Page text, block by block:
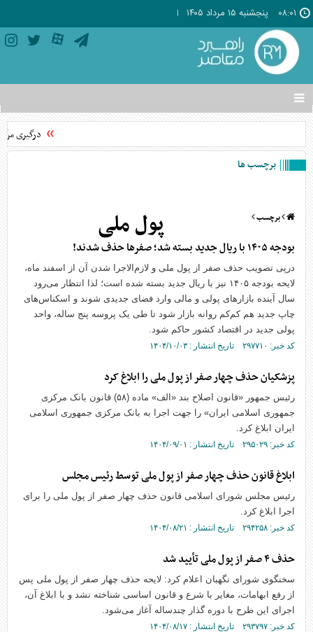
۰۸:۰۱ پنجشنبه ۱۵ مرداد ۱۴۰۵
تغییر
وضعیت
منوی
ها
درگیری
برچسب ها
برچسب پول ملی
بودجه ۱۴۰۵ با ریال جدید بسته شد؛ صفرها حذف شدند!
درپی تصویب حذف صفر از پول ملی و لازم‌الاجرا شدن آن از اسفند ماه،
لایحه بودجه ۱۴۰۵ نیز با ریال جدید بسته شده است؛ لذا انتظار می‌رود
سال آینده بازارهای پولی و مالی وارد فضای جدیدی شوند و اسکناس‌های
چاپ جدید هم کم‌کم روانه بازار شود تا طی یک پروسه پنج ساله، واحد
پولی جدید در اقتصاد کشور حاکم شود.
کد خبر: ۲۹۷۷۱۰ تاریخ انتشار : ۱۴۰۴/۱۰/۰۳
پزشکیان حذف چهار صفر از پول ملی را ابلاغ کرد
رئیس جمهور «قانون اصلاح بند «الف» ماده (۵۸) قانون بانک مرکزی
جمهوری اسلامی ایران» را جهت اجرا به بانک مرکزی جمهوری اسلامی
ایران ابلاغ کرد.
کد خبر: ۲۹۵۰۲۹ تاریخ انتشار : ۱۴۰۴/۰۹/۰۱
ابلاغ قانون حذف چهار صفر از پول ملی توسط رئیس مجلس
رئیس مجلس شورای اسلامی قانون حذف چهار صفر از پول ملی را برای
اجرا ابلاغ کرد.
کد خبر: ۲۹۴۲۵۸ تاریخ انتشار : ۱۴۰۴/۰۸/۲۱
حذف ۴ صفر از پول ملی تأیید شد
سخنگوی شورای نگهبان اعلام کرد: لایحه حذف چهار صفر از پول ملی پس
از رفع ابهامات، مغایر با شرع و قانون اساسی شناخته نشد و با ابلاغ آن،
اجرای این طرح با دوره گذار چندساله آغاز می‌شود.
کد خبر: ۲۹۳۷۹۷ تاریخ انتشار : ۱۴۰۴/۰۸/۱۷